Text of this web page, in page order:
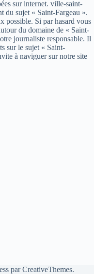
sur internet. ville-saint-
du sujet « Saint-Fargeau ».
possible. Si par hasard vous
du domaine de « Saint-
journaliste responsable. Il
sur le sujet « Saint-
à naviguer sur notre site
parCreativeThemes.